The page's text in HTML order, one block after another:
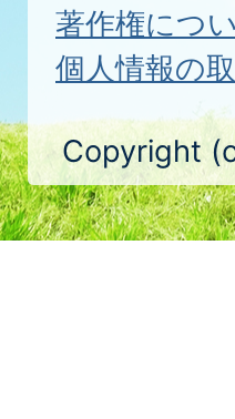
著作権につ
個人情報の
Copyright